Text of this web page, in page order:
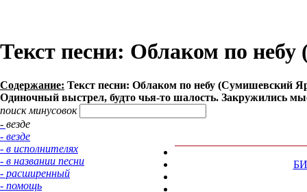
Текст песни: Облаком по
Содержание: Текст песни: Облаком по небу (Сумишевский
Одиночный выстрел, будто чья-то шалость. Закружились
поиск минусовок
- везде
- везде
- в исполнителях
- в названии песни
- расширенный
- помощь